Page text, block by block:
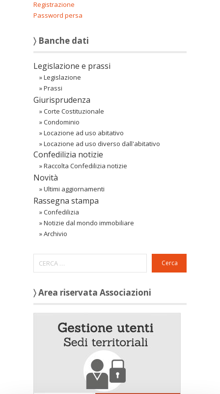
Registrazione
Password persa
〉 Banche dati
Legislazione e prassi
»Legislazione
»Prassi
Giurisprudenza
»Corte Costituzionale
»Condominio
»Locazione ad uso abitativo
»Locazione ad uso diverso dall'abitativo
Confedilizia notizie
»Raccolta Confedilizia notizie
Novità
»Ultimi aggiornamenti
Rassegna stampa
»Confedilizia
»Notizie dal mondo immobiliare
»Archivio
Cerca
〉 Area riservata Associazioni